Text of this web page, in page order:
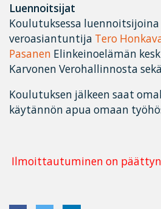
Luennoitsijat
Koulutuksessa
veroasiantuntija Tero
Pasanen Elinkeinoelämän
Karvonen Verohallinnosta
Koulutuksen jälkeen saat
käytännön apua omaan
Ilmoittautuminen on